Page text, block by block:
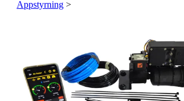
Appstyrning >